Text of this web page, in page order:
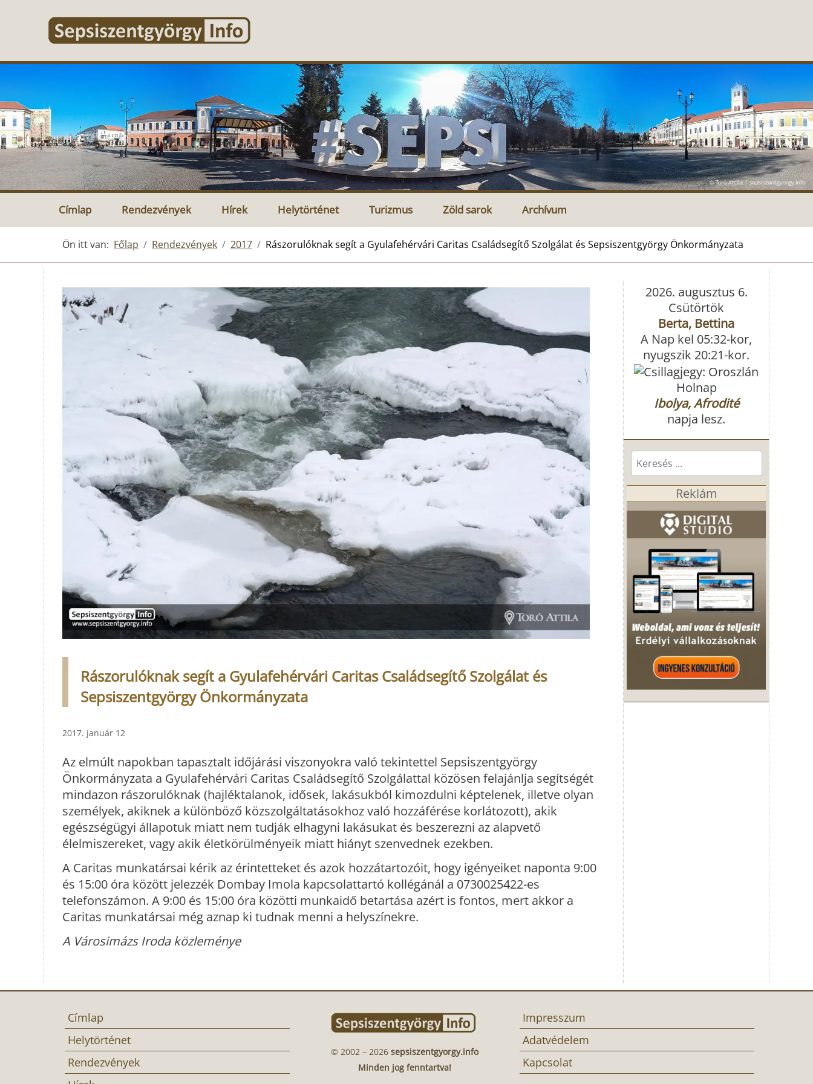
Címlap Rendezvények Hírek Helytörténet Turizmus Zöld sarok Archívum
Ön itt van: Főlap Rendezvények 2017 Rászorulóknak segít a Gyulafehérvári Caritas Családsegítő Szolgálat és Sepsiszentgyörgy Önkormányzata
Rászorulóknak segít a Gyulafehérvári Caritas Családsegítő Szolgálat és
Sepsiszentgyörgy Önkormányzata
2017. január 12
Az elmúlt napokban tapasztalt időjárási viszonyokra való tekintettel Sepsiszentgyörgy
Önkormányzata a Gyulafehérvári Caritas Családsegítő Szolgálattal közösen felajánlja segítségét
mindazon rászorulóknak (hajléktalanok, idősek, lakásukból kimozdulni képtelenek, illetve olyan
személyek, akiknek a különböző közszolgáltatásokhoz való hozzáférése korlátozott), akik
egészségügyi állapotuk miatt nem tudják elhagyni lakásukat és beszerezni az alapvető
élelmiszereket, vagy akik életkörülményeik miatt hiányt szenvednek ezekben.
A Caritas munkatársai kérik az érintetteket és azok hozzátartozóit, hogy igényeiket naponta 9:00
és 15:00 óra között jelezzék Dombay Imola kapcsolattartó kollégánál a 0730025422-es
telefonszámon. A 9:00 és 15:00 óra közötti munkaidő betartása azért is fontos, mert akkor a
Caritas munkatársai még aznap ki tudnak menni a helyszínekre.
A Városimázs Iroda közleménye
2026. augusztus 6.
Csütörtök
Berta, Bettina
A Nap kel 05:32-kor,
nyugszik 20:21-kor.
Holnap
Ibolya, Afrodité
napja lesz.
Keresés...
Reklám
Címlap
Helytörténet
Rendezvények
© 2002 – 2026 sepsiszentgyorgy.info
Minden jog fenntartva!
Impresszum
Adatvédelem
Kapcsolat